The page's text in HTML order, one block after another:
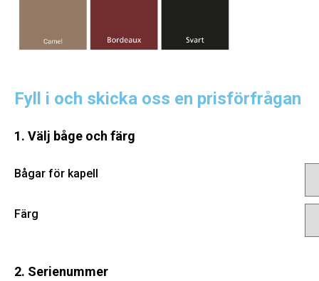
Fyll i och skicka oss en prisförfrågan
1. Välj båge och färg
Bågar för kapell
Färg
2. Serienummer